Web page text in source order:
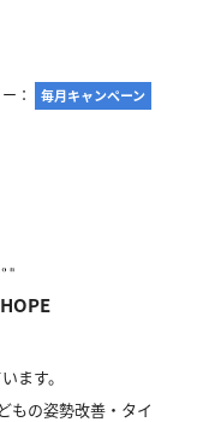
： 毎月キャンペーン
ます。
もの姿勢改善・タイ